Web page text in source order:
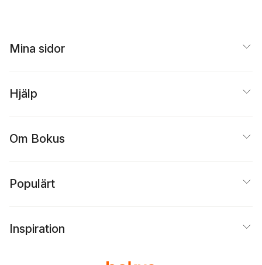
Mina sidor
Hjälp
Om Bokus
Populärt
Inspiration